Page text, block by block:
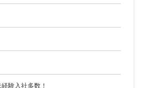
験入社多数！